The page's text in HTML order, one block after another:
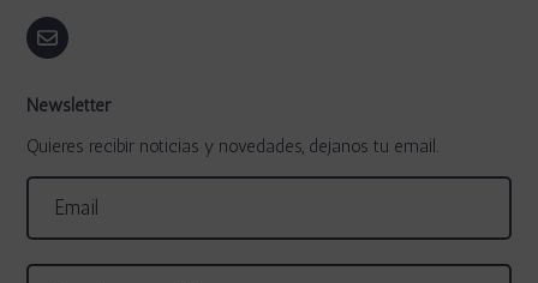
Newsletter
Quieres recibir noticias y novedades, dejanos tu email.